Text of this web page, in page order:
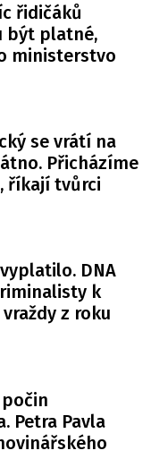
řidičáků
být platné,
ministerstvo
se vrátí na
Přicházíme
říkají tvůrci
DNA
k
z roku
Petra Pavla